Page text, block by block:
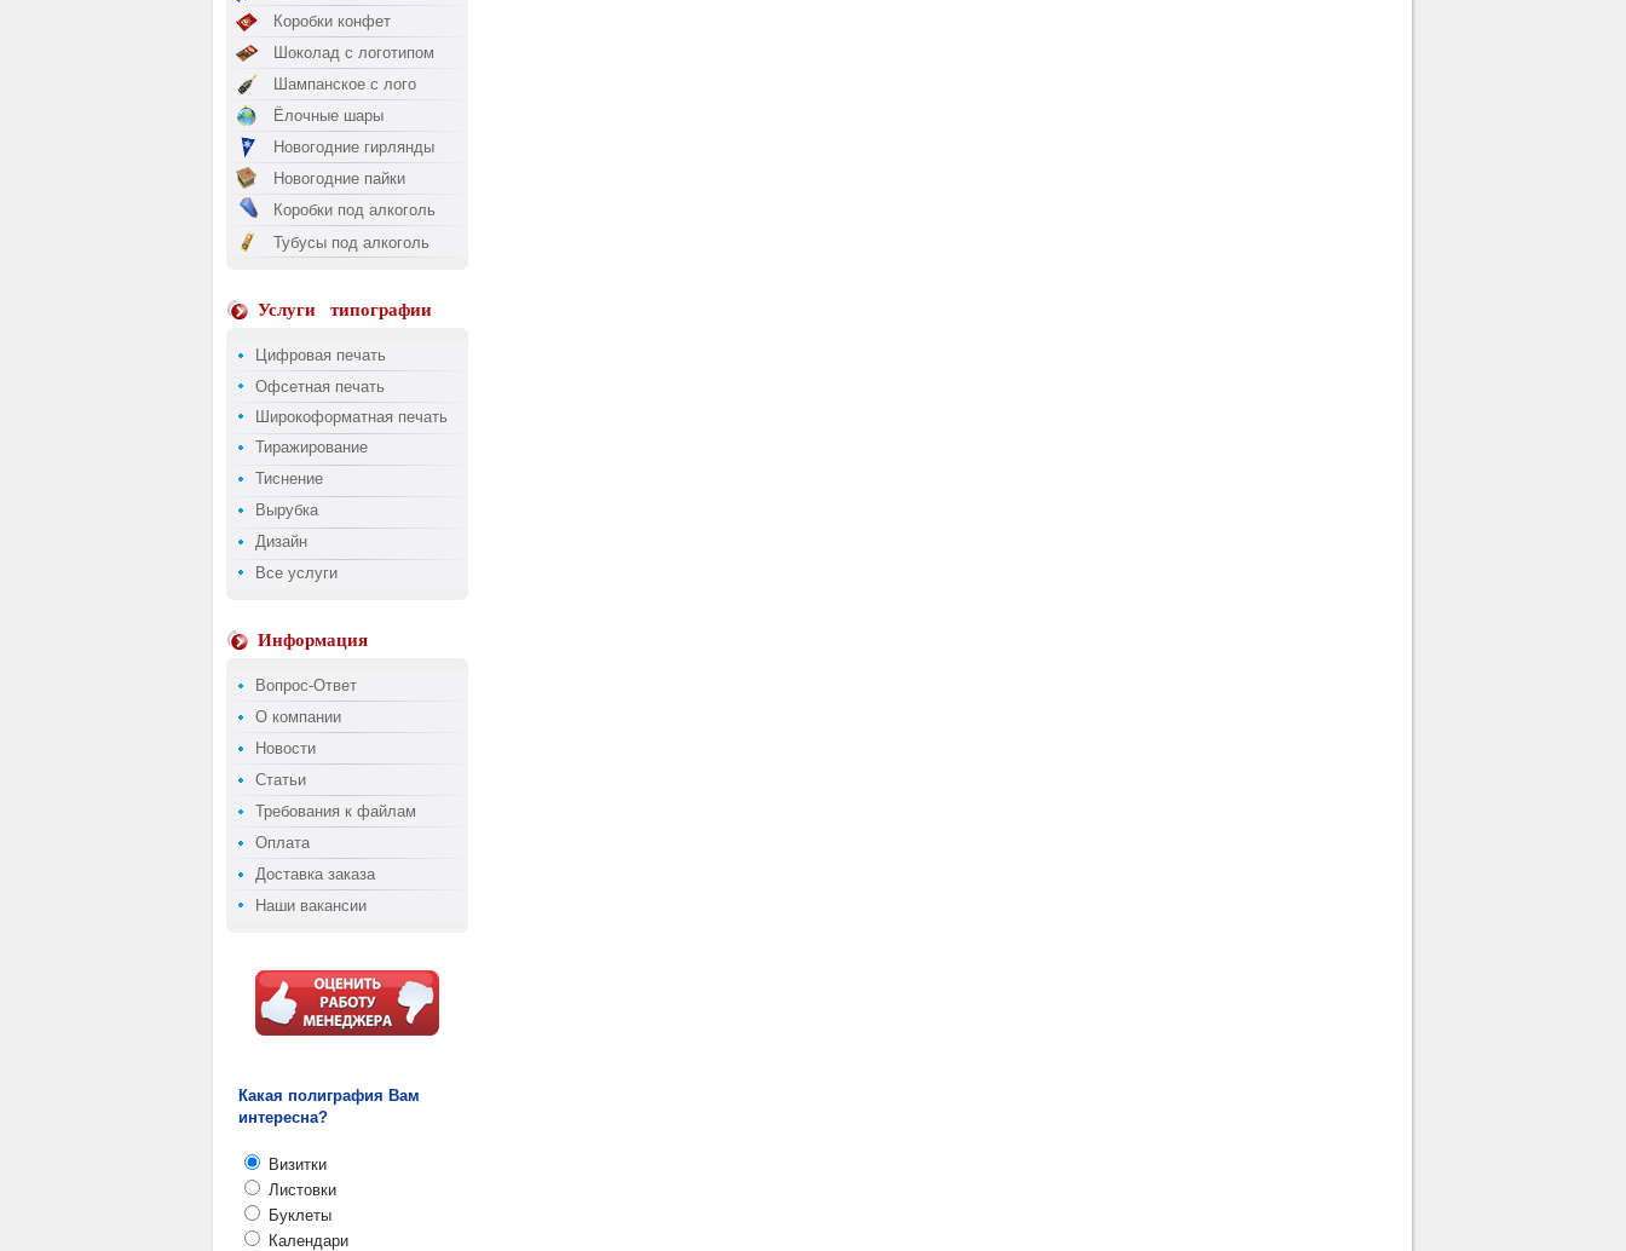
Коробки конфет
Шоколад с логотипом
Шампанское с лого
Ёлочные шары
Новогодние гирлянды
Новогодние пайки
Коробки под алкоголь
Тубусы под алкоголь
Услуги типографии
Цифровая печать
Офсетная печать
Широкоформатная печать
Тиражирование
Тиснение
Вырубка
Дизайн
Все услуги
Информация
Вопрос-Ответ
О компании
Новости
Статьи
Требования к файлам
Оплата
Доставка заказа
Наши вакансии
Какая полиграфия Вам
интересна?
Визитки
Листовки
Буклеты
Календари